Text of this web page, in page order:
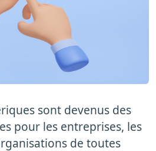
sont devenus des
pour les entreprises, les
de toutes